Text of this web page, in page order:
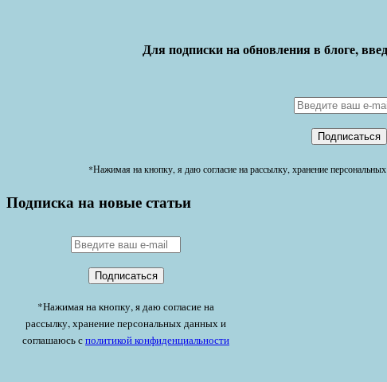
Для подписки на обновления в блоге,
*Нажимая на кнопку, я даю согласие на рассылку, хранение
Подписка на новые статьи
*Нажимая на кнопку, я даю согласие на
рассылку, хранение персональных данных и
соглашаюсь сполитикой конфиденциальности